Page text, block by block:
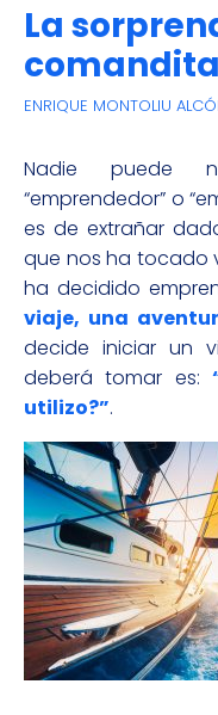
La
ENRIQUE MONTOLIU
Nadie puede
“emprendedor” o
es de extrañar
que nos ha tocado
ha decidido
viaje, una
decide iniciar un
deberá tomar es:
utilizo?”.